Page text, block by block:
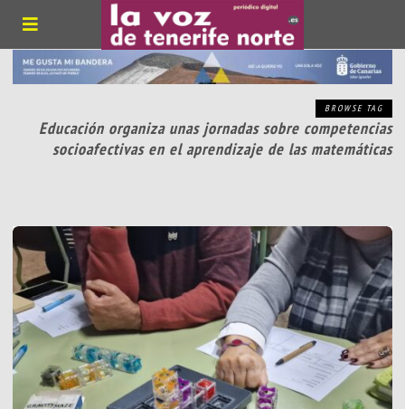
BROWSE TAG
Educación organiza unas jornadas sobre competencias
socioafectivas en el aprendizaje de las matemáticas